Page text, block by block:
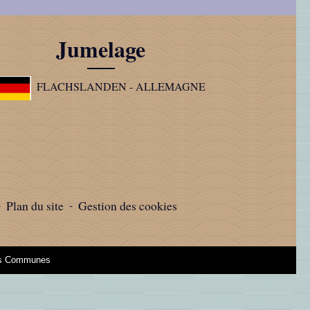
Jumelage
FLACHSLANDEN - ALLEMAGNE
Plan du site - Gestion des cookies
Communes